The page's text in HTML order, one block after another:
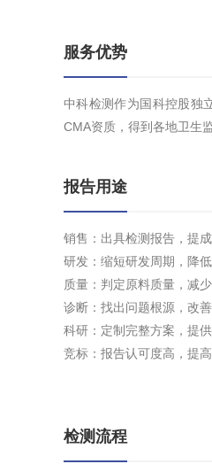
服务优势
中科检测作为国科控股独
CMA资质，得到各地卫生
报告用途
销售：出具检测报告，提
研发：缩短研发周期，降低
质量：判定原料质量，减
诊断：找出问题根源，改善
科研：定制完整方案，提供
竞标：报告认可度高，提
检测流程